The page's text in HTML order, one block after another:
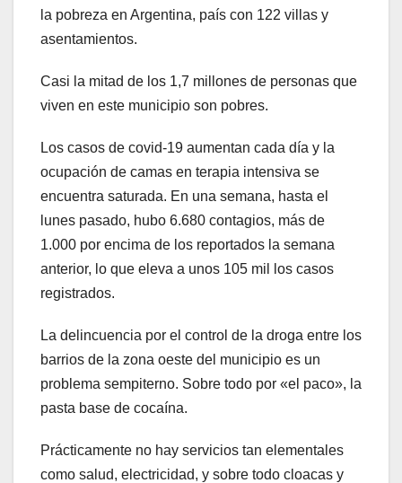
la pobreza en Argentina, país con 122 villas y
asentamientos.
Casi la mitad de los 1,7 millones de personas que
viven en este municipio son pobres.
Los casos de covid-19 aumentan cada día y la
ocupación de camas en terapia intensiva se
encuentra saturada. En una semana, hasta el
lunes pasado, hubo 6.680 contagios, más de
1.000 por encima de los reportados la semana
anterior, lo que eleva a unos 105 mil los casos
registrados.
La delincuencia por el control de la droga entre los
barrios de la zona oeste del municipio es un
problema sempiterno. Sobre todo por «el paco», la
pasta base de cocaína.
Prácticamente no hay servicios tan elementales
como salud, electricidad, y sobre todo cloacas y